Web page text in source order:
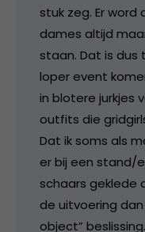
stuk zeg. Er
dames altijd
staan. Dat is dus
loper event
in blotere jurkjes
outfits die
Dat ik soms als
er bij een stand/
schaars geklede
de uitvoering
object”